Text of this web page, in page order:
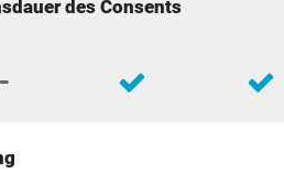
des Consents